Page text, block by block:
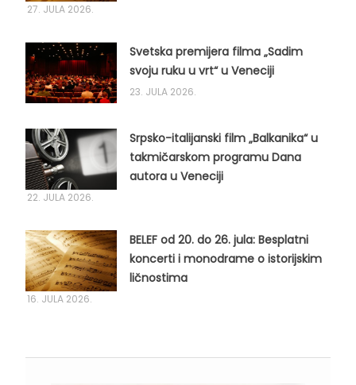
27. JULA 2026.
Svetska premijera filma „Sadim
svoju ruku u vrt“ u Veneciji
23. JULA 2026.
Srpsko-italijanski film „Balkanika“ u
takmičarskom programu Dana
autora u Veneciji
22. JULA 2026.
BELEF od 20. do 26. jula: Besplatni
koncerti i monodrame o istorijskim
ličnostima
16. JULA 2026.